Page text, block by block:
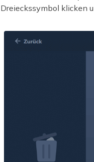
Dreieckssymbol klicken